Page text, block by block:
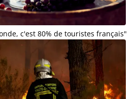
c'est 80% de touristes français"